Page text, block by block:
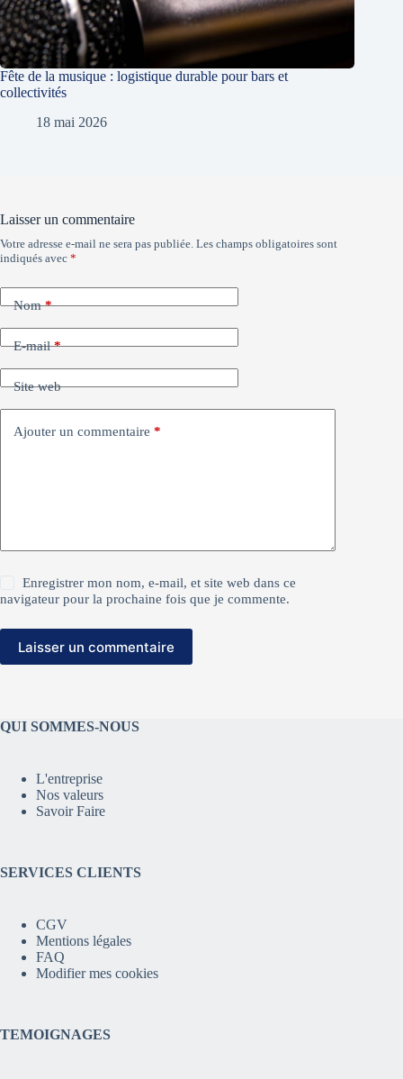
Fête de la musique : logistique durable pour bars et
collectivités
18 mai 2026
Laisser un commentaire
Votre adresse e-mail ne sera pas publiée. Les champs obligatoires sont
indiqués avec *
Nom*
E-mail*
Site web
Ajouter un commentaire *
Enregistrer mon nom, e-mail, et site web dans ce
navigateur pour la prochaine fois que je commente.
Laisser un commentaire
QUI SOMMES-NOUS
L'entreprise
Nos valeurs
Savoir Faire
SERVICES CLIENTS
CGV
Mentions légales
FAQ
Modifier mes cookies
TEMOIGNAGES